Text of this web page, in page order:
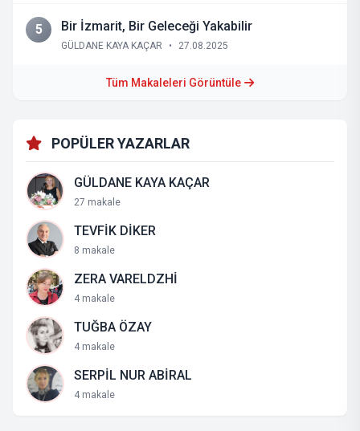
5 Bir İzmarit, Bir Geleceği Yakabilir
GÜLDANE KAYA KAÇAR • 27.08.2025
Tüm Makaleleri Görüntüle
POPÜLER YAZARLAR
GÜLDANE KAYA KAÇAR
27 makale
TEVFİK DİKER
8 makale
ZERA VARELDZHİ
4 makale
TUĞBA ÖZAY
4 makale
SERPİL NUR ABİRAL
4 makale